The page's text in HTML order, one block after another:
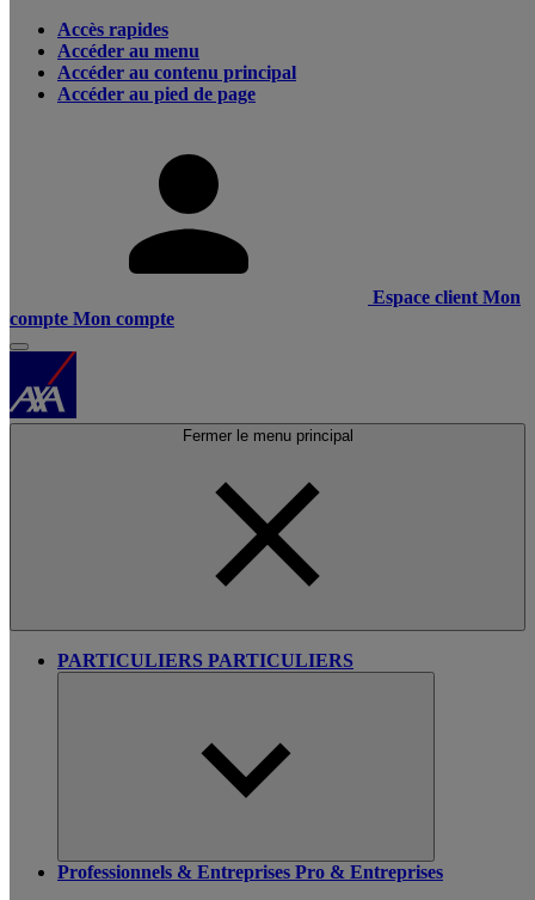
Accès rapides
Accéder au menu
Accéder au contenu principal
Accéder au pied de page
Espace client Mon
compte Mon compte
Fermer le menu principal
PARTICULIERS PARTICULIERS
Professionnels & Entreprises Pro & Entreprises